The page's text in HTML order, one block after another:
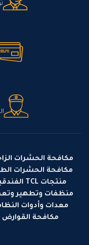
مكافحة الحشرات
مكافحة الحشرات
منتجات TCL الفندقية
منظفات وتطهير
معدات وأدوات
مكافحة القوارض